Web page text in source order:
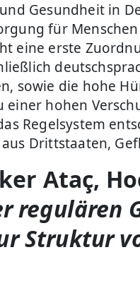
Gesundheit in
für
eine erste
sowie die hohe
einer hohen
Regelsystem
Drittstaaten,
Ataç,
regulären
Struktur